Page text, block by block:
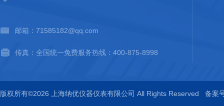
邮箱：71585182@qq.com
传真：全国统一免费服务热线：400-875-8998
版权所有©2026 上海纳优仪器仪表有限公司 All Rights Reserved 备案